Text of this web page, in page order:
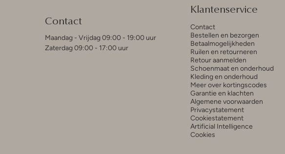
Contact
Maandag - Vrijdag 09:00 - 19:00 uur
Zaterdag 09:00 - 17:00 uur
Klantenservice
Contact
Bestellen en bezorgen
Betaalmogelijkheden
Ruilen en retourneren
Retour aanmelden
Schoenmaat en onderhoud
Kleding en onderhoud
Meer over kortingscodes
Garantie en klachten
Algemene voorwaarden
Privacystatement
Cookiestatement
Artificial Intelligence
Cookies